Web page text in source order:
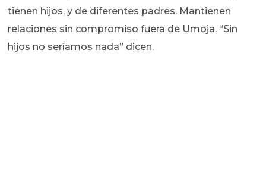
tienen hijos, y de diferentes padres. Mantienen
relaciones sin compromiso fuera de Umoja. “Sin
hijos no seríamos nada” dicen.